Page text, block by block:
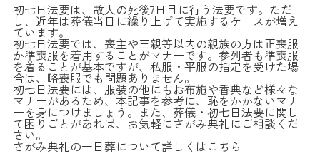
初七日法要は、故人の死後7日目に行う法要です。ただ
し、近年は葬儀当日に繰り上げて実施するケースが増え
ています。
初七日法要では、喪主や三親等以内の親族の方は正喪服
か準喪服を着用することがマナーです。参列者も準喪服
を着ることが基本ですが、私服・平服の指定を受けた場
合は、略喪服でも問題ありません。
初七日法要には、服装の他にもお布施や香典など様々な
マナーがあるため、本記事を参考に、恥をかかないマナ
ーを身につけましょう。また、葬儀・初七日法要に関し
て困りごとがあれば、お気軽にさがみ典礼にご相談くだ
さい。
さがみ典礼の一日葬について詳しくはこちら